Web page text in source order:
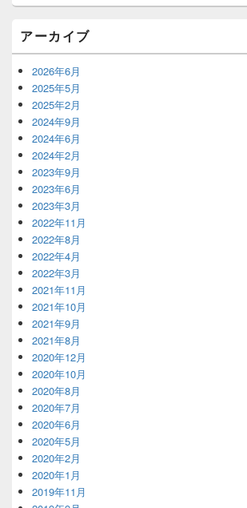
アーカイブ
2026年6月
2025年5月
2025年2月
2024年9月
2024年6月
2024年2月
2023年9月
2023年6月
2023年3月
2022年11月
2022年8月
2022年4月
2022年3月
2021年11月
2021年10月
2021年9月
2021年8月
2020年12月
2020年10月
2020年8月
2020年7月
2020年6月
2020年5月
2020年2月
2020年1月
2019年11月